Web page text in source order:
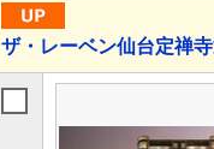
ザ・レーベン仙台定禅